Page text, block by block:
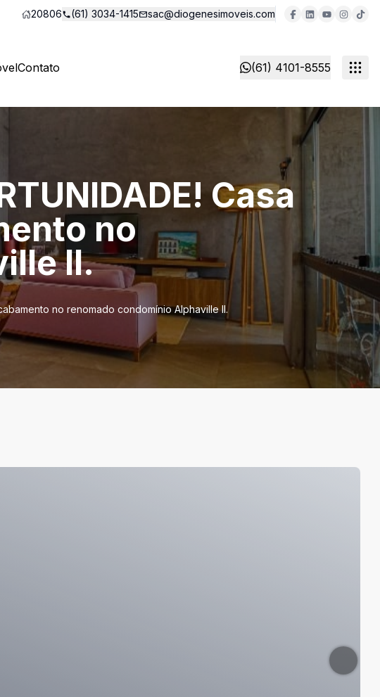
20806 (61) 3034-1415 sac@diogenesimoveis.com
Contato (61) 4101-8555
Casa
no
II.
no renomado condomínio Alphaville II.